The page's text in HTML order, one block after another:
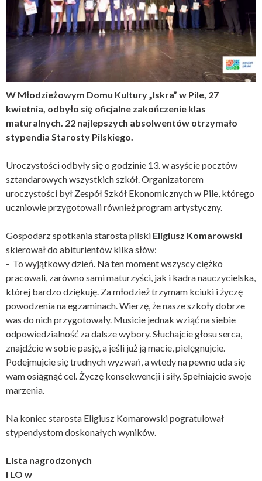
W Młodzieżowym Domu Kultury „Iskra” w Pile, 27
kwietnia, odbyło się oficjalne zakończenie klas
maturalnych. 22 najlepszych absolwentów otrzymało
stypendia Starosty Pilskiego.
Uroczystości odbyły się o godzinie 13. w asyście pocztów
sztandarowych wszystkich szkół. Organizatorem
uroczystości był Zespół Szkół Ekonomicznych w Pile, którego
uczniowie przygotowali również program artystyczny.
Gospodarz spotkania starosta pilski Eligiusz Komarowski
skierował do abiturientów kilka słów:
- To wyjątkowy dzień. Na ten moment wszyscy ciężko
pracowali, zarówno sami maturzyści, jak i kadra nauczycielska,
której bardzo dziękuję. Za młodzież trzymam kciuki i życzę
powodzenia na egzaminach. Wierzę, że nasze szkoły dobrze
was do nich przygotowały. Musicie jednak wziąć na siebie
odpowiedzialność za dalsze wybory. Słuchajcie głosu serca,
znajdźcie w sobie pasję, a jeśli już ją macie, pielęgnujcie.
Podejmujcie się trudnych wyzwań, a wtedy na pewno uda się
wam osiągnąć cel. Życzę konsekwencji i siły. Spełniajcie swoje
marzenia.
Na koniec starosta Eligiusz Komarowski pogratulował
stypendystom doskonałych wyników.
Lista nagrodzonych
I LO w